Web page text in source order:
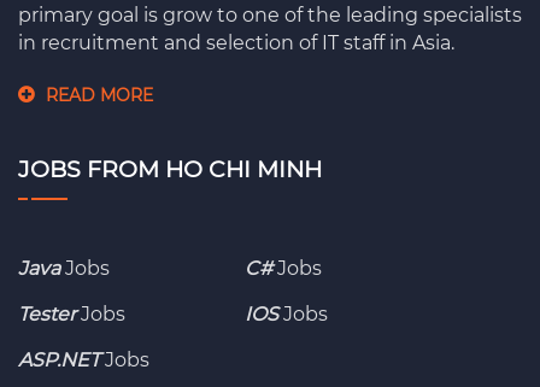
primary goal is grow to one of the leading specialists
in recruitment and selection of IT staff in Asia.
READ MORE
JOBS FROM HO CHI MINH
JavaJobs C#Jobs
TesterJobs IOSJobs
ASP.NETJobs